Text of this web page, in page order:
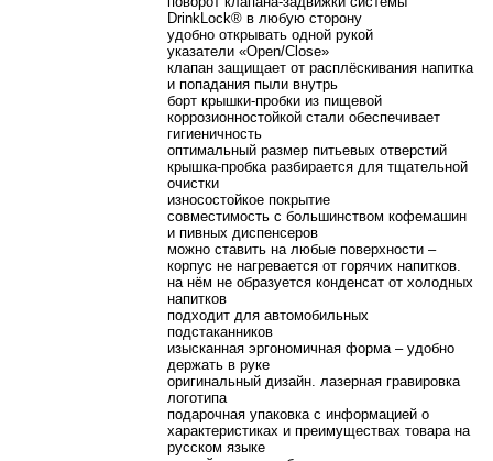
DrinkLock® в любую сторону
удобно открывать одной рукой
указатели «Open/Close»
клапан защищает от расплёскивания напитка
и попадания пыли внутрь
борт крышки-пробки из пищевой
коррозионностойкой стали обеспечивает
гигиеничность
оптимальный размер питьевых отверстий
крышка-пробка разбирается для тщательной
очистки
износостойкое покрытие
совместимость с большинством кофемашин
и пивных диспенсеров
можно ставить на любые поверхности –
корпус не нагревается от горячих напитков.
на нём не образуется конденсат от холодных
напитков
подходит для автомобильных
подстаканников
изысканная эргономичная форма – удобно
держать в руке
оригинальный дизайн. лазерная гравировка
логотипа
подарочная упаковка с информацией о
характеристиках и преимуществах товара на
русском языке